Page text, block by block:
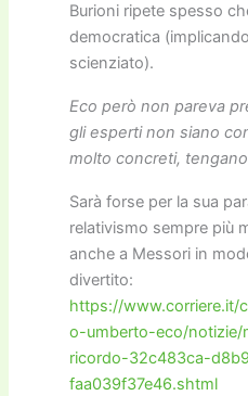
Burioni ripete spesso
democratica
scienziato).
Eco però non pareva
gli esperti non siano
molto concreti,
Sarà forse per la sua
relativismo sempre più
anche a Messori in
divertito:
https://www.corriere.it/
o-umberto-eco/
ricordo-32c483ca-
faa039f37e46.shtml